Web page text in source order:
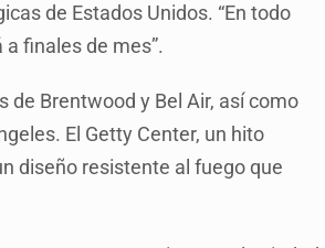
de Estados Unidos. “En todo
finales de mes”.
de Brentwood y Bel Air, así como
El Getty Center, un hito
diseño resistente al fuego que